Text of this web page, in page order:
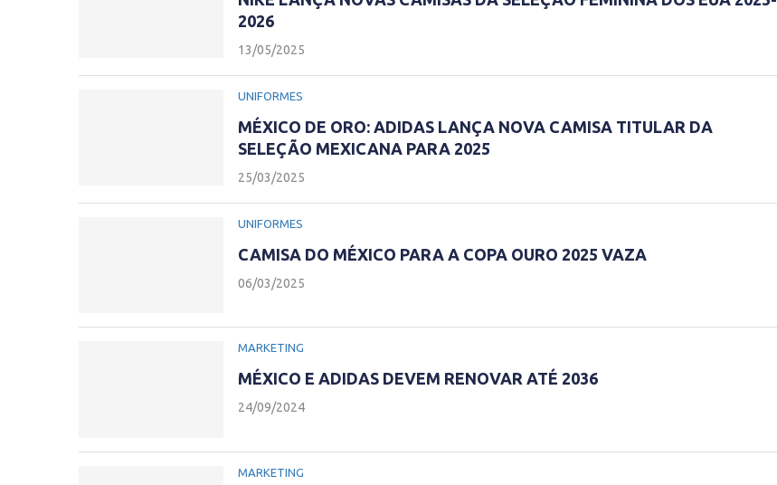
2026
13/05/2025
UNIFORMES
MÉXICO DE ORO: ADIDAS LANÇA NOVA CAMISA TITULAR DA
SELEÇÃO MEXICANA PARA 2025
25/03/2025
UNIFORMES
CAMISA DO MÉXICO PARA A COPA OURO 2025 VAZA
06/03/2025
MARKETING
MÉXICO E ADIDAS DEVEM RENOVAR ATÉ 2036
24/09/2024
MARKETING